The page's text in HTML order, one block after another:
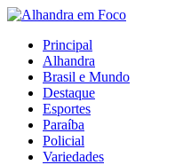
Principal
Alhandra
Brasil e Mundo
Destaque
Esportes
Paraíba
Policial
Variedades